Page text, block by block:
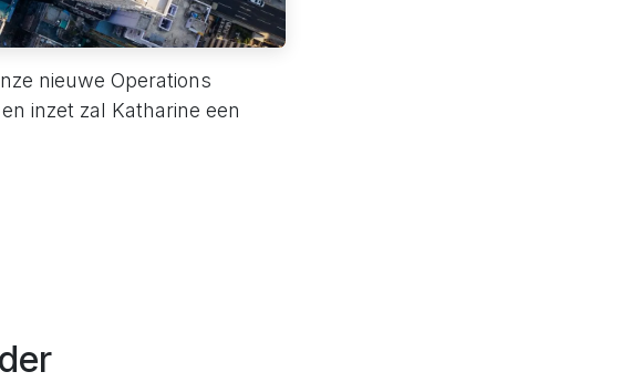
nieuwe Operations
inzet zal Katharine een